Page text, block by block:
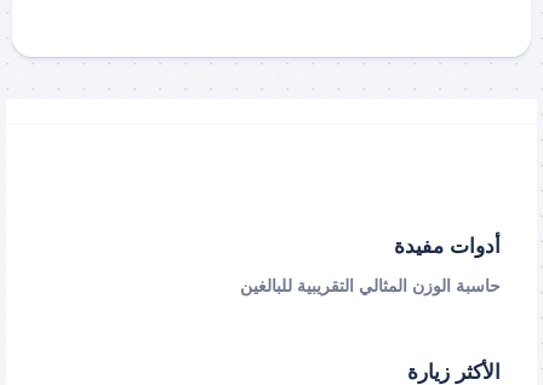
أدوات مفيدة
حاسبة الوزن المثالي التقريبية للبالغين
الأكثر زيارة